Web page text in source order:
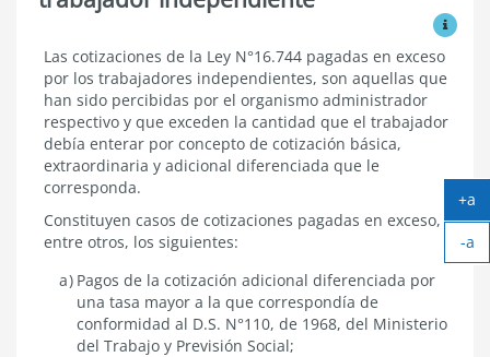
Ver
Cotización
pagada
en
exceso
por
un
trabajador
independiente
Las cotizaciones de la Ley N°16.744 pagadas en exceso
por los trabajadores independientes, son aquellas que
han sido percibidas por el organismo administrador
respectivo y que exceden la cantidad que el trabajador
debía enterar por concepto de cotización básica,
extraordinaria y adicional diferenciada que le
corresponda.
Constituyen casos de cotizaciones pagadas en exceso,
entre otros, los siguientes:
Pagos de la cotización adicional diferenciada por
una tasa mayor a la que correspondía de
conformidad al D.S. N°110, de 1968, del Ministerio
del Trabajo y Previsión Social;
+a
-a